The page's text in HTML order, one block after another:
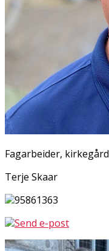
Fagarbeider, kirkegård
Terje Skaar
95861363
Send e-post